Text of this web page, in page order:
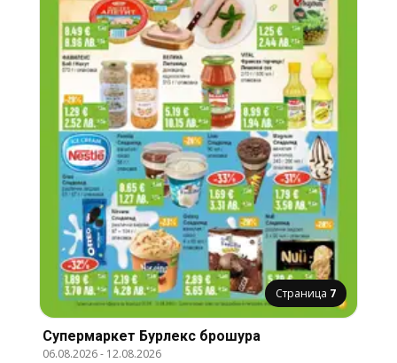
Страница 7
Супермаркет Бурлекс брошура
06.08.2026- 12.08.2026